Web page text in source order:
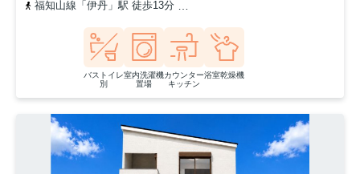
福知山線「伊丹」駅 徒歩13分
バストイレ
別
室内洗濯機
置場
カウンター
キッチン
浴室乾燥機